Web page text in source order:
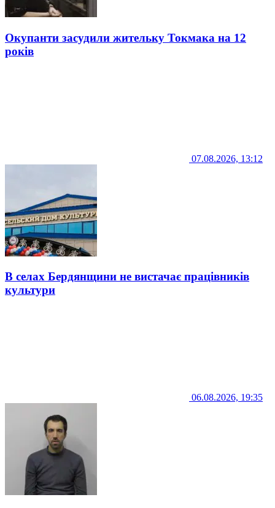
Окупанти засудили жительку Токмака на 12
років
07.08.2026, 13:12
В селах Бердянщини не вистачає працівників
культури
06.08.2026, 19:35